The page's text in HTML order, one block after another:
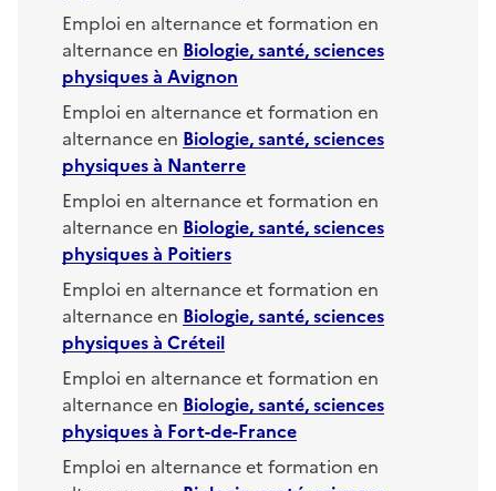
Emploi en alternance et formation en
alternance en Biologie, santé, sciences
physiquesà Avignon
Emploi en alternance et formation en
alternance en Biologie, santé, sciences
physiquesà Nanterre
Emploi en alternance et formation en
alternance en Biologie, santé, sciences
physiquesà Poitiers
Emploi en alternance et formation en
alternance en Biologie, santé, sciences
physiquesà Créteil
Emploi en alternance et formation en
alternance en Biologie, santé, sciences
physiquesà Fort-de-France
Emploi en alternance et formation en